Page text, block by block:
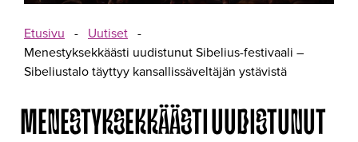
Etusivu - Uutiset -
Menestyksekkäästi uudistunut Sibelius-festivaali –
Sibeliustalo täyttyy kansallissäveltäjän ystävistä
MENESTYKSEKKÄÄSTI UUDISTUNUT